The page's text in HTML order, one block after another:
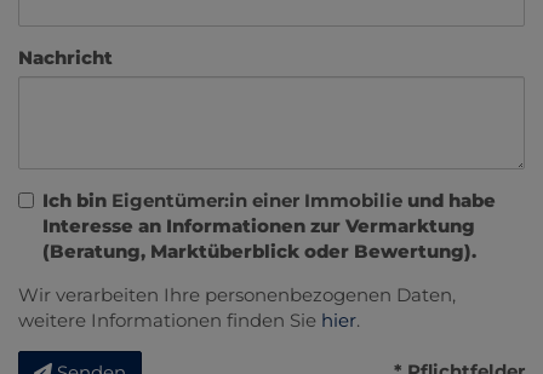
Nachricht
Ich bin Eigentümer:in einer Immobilie und habe
Interesse an Informationen zur Vermarktung
(Beratung, Marktüberblick oder Bewertung).
Wir verarbeiten Ihre personenbezogenen Daten,
weitere Informationen finden Sie hier.